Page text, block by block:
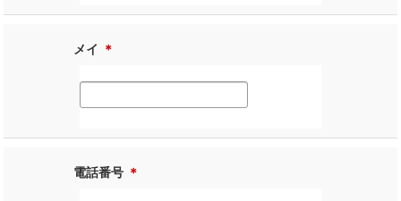
メイ ＊
電話番号 ＊